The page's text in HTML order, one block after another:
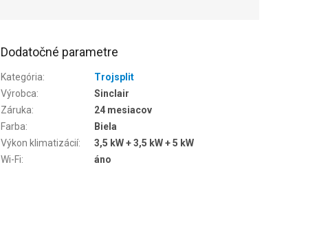
Dodatočné parametre
Kategória:
Trojsplit
Výrobca:
Sinclair
Záruka:
24 mesiacov
Farba:
Biela
Výkon klimatizácií:
3,5 kW + 3,5 kW + 5 kW
Wi-Fi: áno